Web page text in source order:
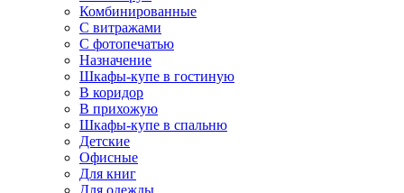
Комбинированные
С витражами
С фотопечатью
Назначение
Шкафы-купе в гостиную
В коридор
В прихожую
Шкафы-купе в спальню
Детские
Офисные
Для книг
Для одежды